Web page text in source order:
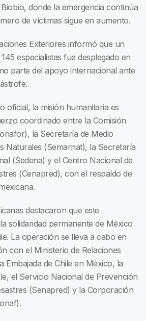
donde la emergencia continúa
de víctimas sigue en aumento.
Exteriores informó que un
especialistas fue desplegado en
parte del apoyo internacional ante
oficial, la misión humanitaria es
coordinado entre la Comisión
la Secretaría de Medio
Naturales (Semarnat), la Secretaría
(Sedena) y el Centro Nacional de
(Cenapred), con el respaldo de
destacaron que este
solidaridad permanente de México
La operación se lleva a cabo en
con el Ministerio de Relaciones
Embajada de Chile en México, la
el Servicio Nacional de Prevención
(Senapred) y la Corporación